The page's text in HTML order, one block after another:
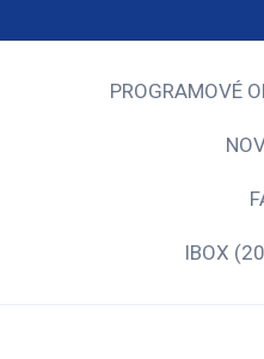
PROGRAMOVÉ
IBOX